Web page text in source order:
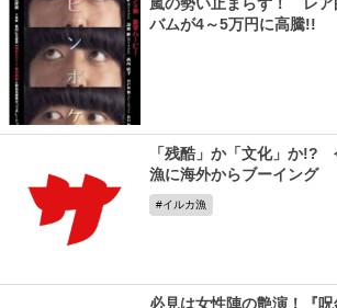
バムが4～5万円に高騰!!
「残酷」か「文化」か!?
漁に海外からブーイング
イルカ漁
必見は女性陣の艶演！『